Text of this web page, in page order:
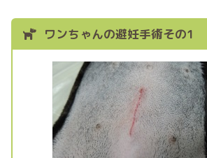
ワンちゃんの避妊手術その1